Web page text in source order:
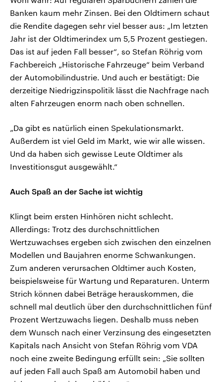
Banken kaum mehr Zinsen. Bei den Oldtimern schaut
die Rendite dagegen sehr viel besser aus: „Im letzten
Jahr ist der Oldtimerindex um 5,5 Prozent gestiegen.
Das ist auf jeden Fall besser“, so Stefan Röhrig vom
Fachbereich „Historische Fahrzeuge“ beim Verband
der Automobilindustrie. Und auch er bestätigt: Die
derzeitige Niedrigzinspolitik lässt die Nachfrage nach
alten Fahrzeugen enorm nach oben schnellen.
„Da gibt es natürlich einen Spekulationsmarkt.
Außerdem ist viel Geld im Markt, wie wir alle wissen.
Und da haben sich gewisse Leute Oldtimer als
Investitionsgut ausgewählt.“
Auch Spaß an der Sache ist wichtig
Klingt beim ersten Hinhören nicht schlecht.
Allerdings: Trotz des durchschnittlichen
Wertzuwachses ergeben sich zwischen den einzelnen
Modellen und Baujahren enorme Schwankungen.
Zum anderen verursachen Oldtimer auch Kosten,
beispielsweise für Wartung und Reparaturen. Unterm
Strich können dabei Beträge herauskommen, die
schnell mal deutlich über den durchschnittlichen fünf
Prozent Wertzuwachs liegen. Deshalb muss neben
dem Wunsch nach einer Verzinsung des eingesetzten
Kapitals nach Ansicht von Stefan Röhrig vom VDA
noch eine zweite Bedingung erfüllt sein: „Sie sollten
auf jeden Fall auch Spaß am Automobil haben und